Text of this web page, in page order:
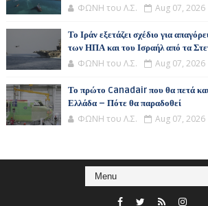
ΦΩΝΗ του Λ.Σ. Aug 07, 2026
Το Ιράν εξετάζει σχέδιο για
των ΗΠΑ και του Ισραήλ από τα
ΦΩΝΗ του Λ.Σ. Aug 07, 2026
Το πρώτο Canadair που θα πετά
Ελλάδα – Πότε θα παραδοθεί
ΦΩΝΗ του Λ.Σ. Aug 07, 2026